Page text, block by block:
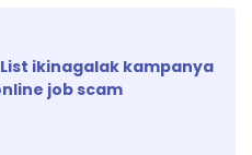
List ikinagalak kampanya
job scam